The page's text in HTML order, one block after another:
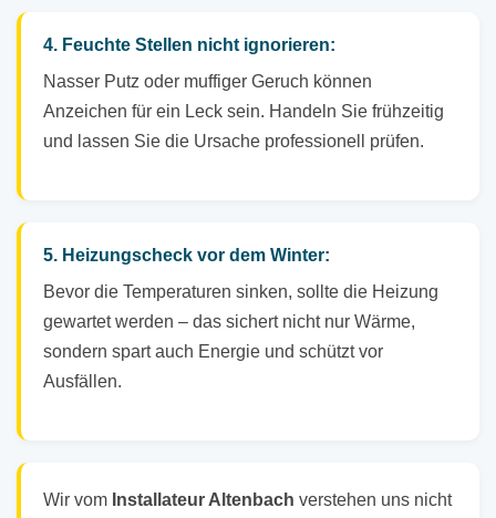
4. Feuchte Stellen nicht ignorieren:
Nasser Putz oder muffiger Geruch können
Anzeichen für ein Leck sein. Handeln Sie frühzeitig
und lassen Sie die Ursache professionell prüfen.
5. Heizungscheck vor dem Winter:
Bevor die Temperaturen sinken, sollte die Heizung
gewartet werden – das sichert nicht nur Wärme,
sondern spart auch Energie und schützt vor
Ausfällen.
Wir vom Installateur Altenbach verstehen uns nicht